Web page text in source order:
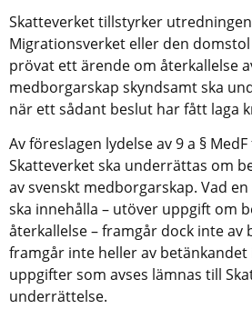
Skatteverket tillstyrker
Migrationsverket eller den
prövat ett ärende om återkallelse
medborgarskap skyndsamt ska
när ett sådant beslut har fått laga
Av föreslagen lydelse av 9 a §
Skatteverket ska underrättas om
av svenskt medborgarskap. Vad
ska innehålla – utöver uppgift om
återkallelse – framgår dock inte av
framgår inte heller av betänkandet
uppgifter som avses lämnas till
underrättelse.